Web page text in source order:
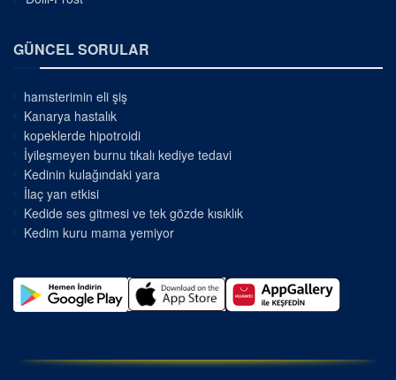
GÜNCEL SORULAR
hamsterimin eli şiş
Kanarya hastalık
kopeklerde hipotroidi
İyileşmeyen burnu tıkalı kediye tedavi
Kedinin kulağındaki yara
İlaç yan etkisi
Kedide ses gitmesi ve tek gözde kısıklık
Kedim kuru mama yemiyor